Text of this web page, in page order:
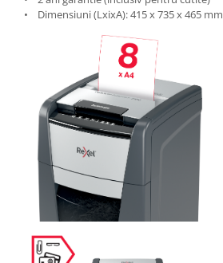
Suporturi si huse telefoane &
tablete
Periferice PC si accesorii
Boxe portabile
Tehnica si mobilier pentru birou
Laminatoare
Folii laminare
Accesorii mobilier
Ghilotine și Trimmere
• Dimensiuni (LxixA): 415 x 735 x 465 mm